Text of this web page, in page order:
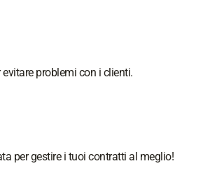
problemi con i clienti.
per gestire i tuoi contratti al meglio!